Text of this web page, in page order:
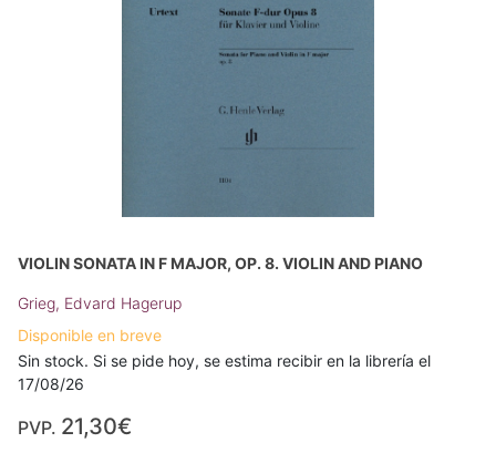
VIOLIN SONATA IN F MAJOR, OP. 8. VIOLIN AND PIANO
Grieg, Edvard Hagerup
Disponible en breve
Sin stock. Si se pide hoy, se estima recibir en la librería el
17/08/26
PVP. 21,30€